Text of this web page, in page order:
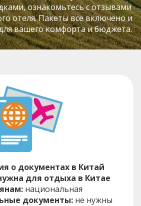
ознакомьтесь с отзывами
отеля. Пакеты все включено и
вашего комфорта и бюджета.
о документах в Китай
для отдыха в Китае
национальная
документы: не нужны